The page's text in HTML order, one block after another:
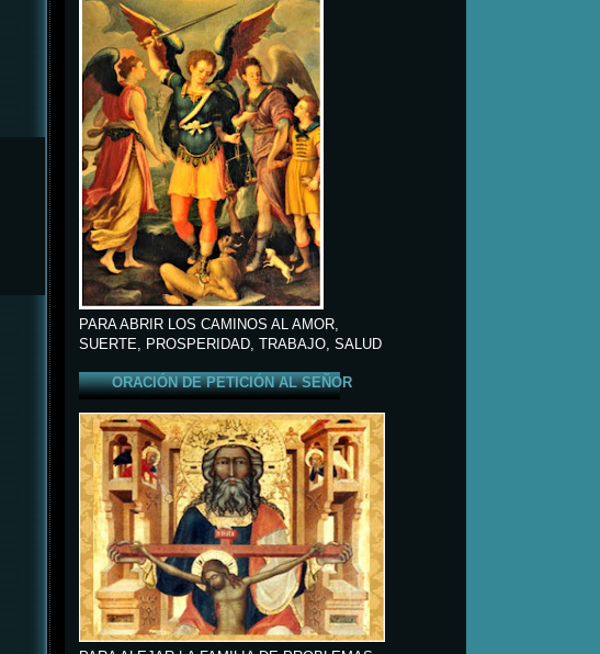
PARA ABRIR LOS CAMINOS AL AMOR,
SUERTE, PROSPERIDAD, TRABAJO, SALUD
ORACIÓN DE PETICIÓN AL SEÑOR